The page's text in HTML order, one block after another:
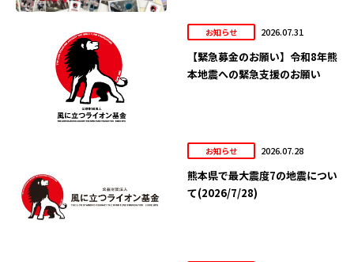
お知らせ 2026.07.31
【緊急募金のお願い】令和8年熊
本地震への緊急支援のお願い
お知らせ 2026.07.28
熊本県で最大震度7の地震につい
て(2026/7/28)